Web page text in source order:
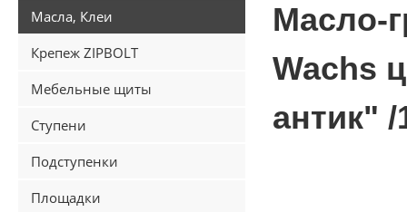
Масла, Клеи
Крепеж ZIPBOLT
Мебельные щиты
Ступени
Подступенки
Площадки
Масло-
Wachs
антик" /